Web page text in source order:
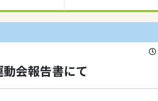
会報告書にて